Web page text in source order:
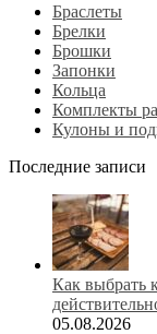
Браслеты
Брелки
Брошки
Запонки
Кольца
Комплекты
Кулоны и
Последние записи
Как выбрать
05.08.2026